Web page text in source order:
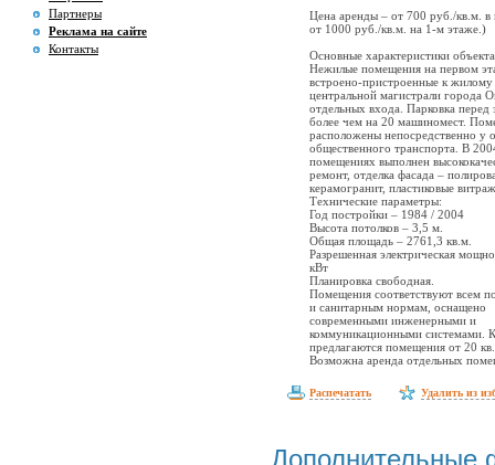
Партнеры
Реклама на сайте
Контакты
Цена аренды – от 700 руб./кв.м. в
от 1000 руб./кв.м. на 1-м этаже.)
Основные характеристики
Нежилые помещения на первом
встроено-пристроенные к
центральной магистрали города
отдельных входа. Парковка перед
более чем на 20 машиномест.
расположены непосредственно у
общественного транспорта. В
помещениях выполнен
ремонт, отделка фасада –
керамогранит, пластиковые
Технические параметры:
Год постройки – 1984 / 2004
Высота потолков – 3,5 м.
Общая площадь – 2761,3 кв.м.
Разрешенная электрическая
кВт
Планировка свободная.
Помещения соответствуют всем
и санитарным нормам, оснащено
современными инженерными и
коммуникационными системами.
предлагаются помещения от 20
Возможна аренда отдельных
Распечатать Удалить из
Дополнительные